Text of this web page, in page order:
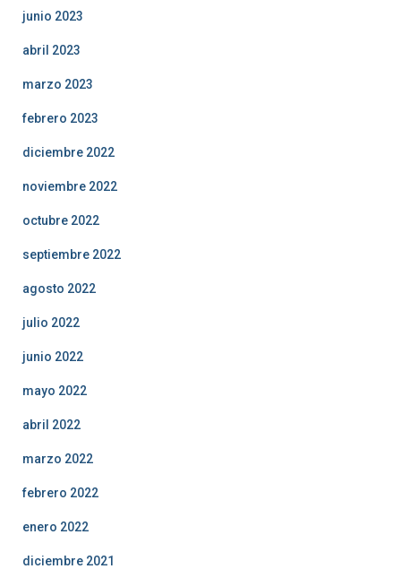
junio 2023
abril 2023
marzo 2023
febrero 2023
diciembre 2022
noviembre 2022
octubre 2022
septiembre 2022
agosto 2022
julio 2022
junio 2022
mayo 2022
abril 2022
marzo 2022
febrero 2022
enero 2022
diciembre 2021